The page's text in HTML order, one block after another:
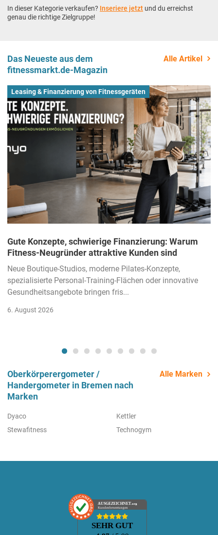
In dieser Kategorie verkaufen? Inseriere jetzt und du erreichst
genau die richtige Zielgruppe!
Das Neueste aus dem
fitnessmarkt.de-Magazin
Alle Artikel
Leasing & Finanzierung von Fitnessgeräten
Gute Konzepte, schwierige Finanzierung: Warum
Fitness-Neugründer attraktive Kunden sind
Neue Boutique-Studios, moderne Pilates-Konzepte,
spezialisierte Personal-Training-Flächen oder innovative
Gesundheitsangebote bringen fris...
6. August 2026
Oberkörperergometer /
Handergometer in Bremen nach
Marken
Alle Marken
Dyaco
Kettler
Stewafitness
Technogym
AUSGEZEICHNET.org
Kundenbewertungen
SEHR GUT